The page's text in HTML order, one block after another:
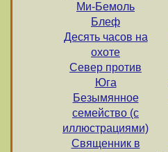
Ми-Бемоль
Блеф
Десять часов на
охоте
Север против
Юга
Безымянное
семейство (с
иллюстрациями)
Священник в